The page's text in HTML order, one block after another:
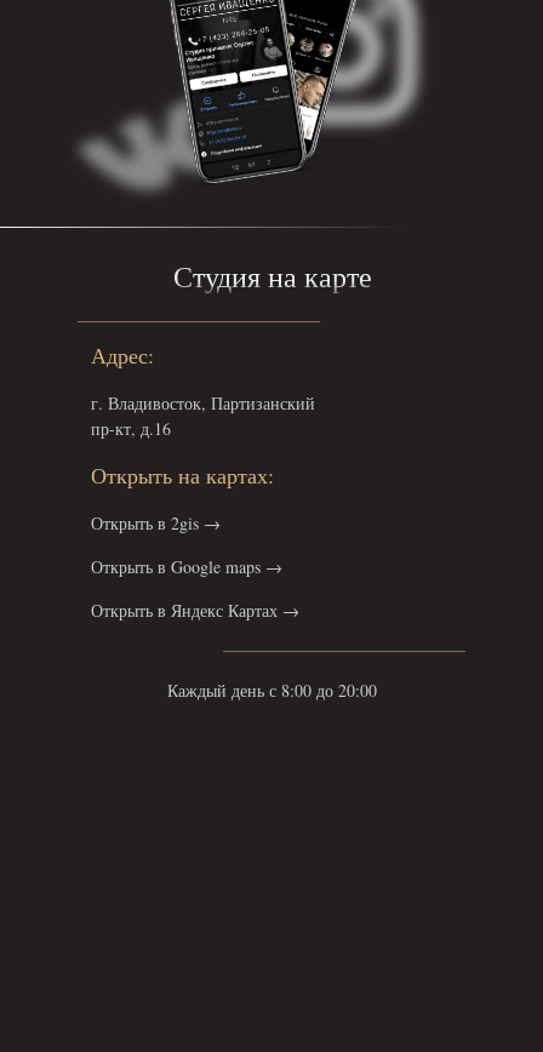
Студия на карте
Адрес:
г. Владивосток, Партизанский
пр-кт, д.16
Открыть в 2gis →
Открыть в Google maps →
Открыть в Яндекс Картах →
Каждый день с 8:00 до 20:00
Открыть на картах: